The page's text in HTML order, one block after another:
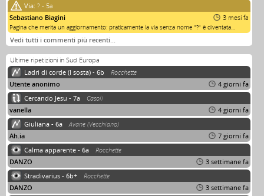
Via: ? - 5a
Sebastiano Biagini
3 mesi fa
Pagina che merita un aggiornamento: praticamente la via senza nome "?" è diventata...
Vedi tutti i commenti più recenti…
Ultime ripetizioni in Sud Europa
Ladri di corde (I sosta) - 6b
Rocchette
Utente anonimo
4 giorni fa
Cercando Jesu - 7a
Casoli
vanella
4 giorni fa
Giuliana - 6a
Avane (Vecchiano)
Ah.ia
7 giorni fa
Calma apparente - 6a
Rocchette
DANZO
3 settimane fa
Stradivarius - 6b+
Rocchette
DANZO
3 settimane fa